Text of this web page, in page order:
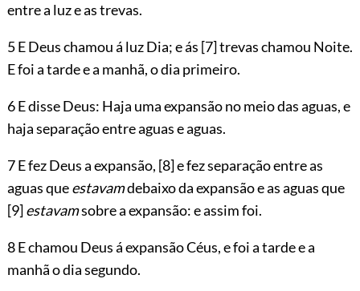
entre a luz e as trevas.
5 E Deus chamou á luz Dia; e ás [7]trevas chamou Noite.
E foi a tarde e a manhã, o dia primeiro.
6 E disse Deus: Haja uma expansão no meio das aguas, e
haja separação entre aguas e aguas.
7 E fez Deus a expansão, [8]e fez separação entre as
aguas queestavamdebaixo da expansão e as aguas que
[9]estavamsobre a expansão: e assim foi.
8 E chamou Deus á expansão Céus, e foi a tarde e a
manhã o dia segundo.